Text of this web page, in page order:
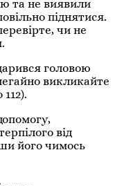
та не виявили
піднятися.
чи не
головою
викликайте
від
його чимось